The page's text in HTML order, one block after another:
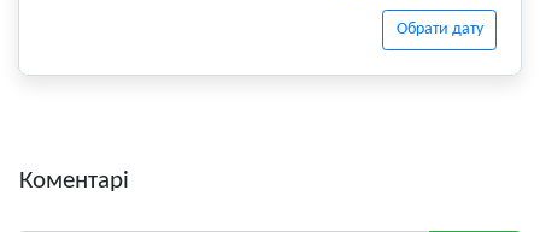
Обрати дату
Коментарі